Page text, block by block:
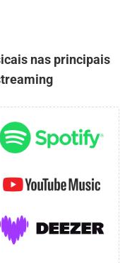
nas principais